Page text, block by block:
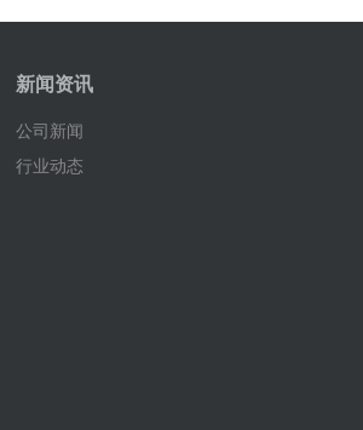
新闻资讯
公司新闻
行业动态